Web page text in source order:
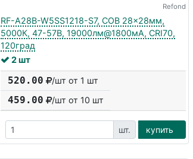
Refond
RF-A28B-W5SS1218-S7, COB 28x28мм,
5000К, 47-57В, 19000лм@1800мА, CRI70,
120град
2 шт
520.00 /шт от 1 шт
459.00 /шт от 10 шт
шт. купить